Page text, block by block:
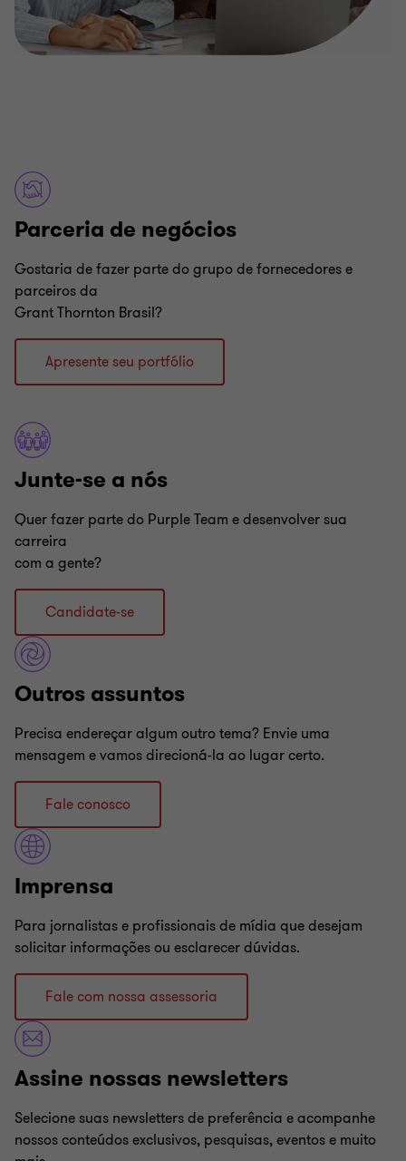
Parceria de negócios
Gostaria de fazer parte do grupo de fornecedores e
parceiros da
Grant Thornton Brasil?
Apresente seu portfólio
Junte-se a nós
Quer fazer parte do Purple Team e desenvolver sua
carreira
com a gente?
Candidate-se
Outros assuntos
Precisa endereçar algum outro tema? Envie uma
mensagem e vamos direcioná-la ao lugar certo.
Fale conosco
Imprensa
Para jornalistas e profissionais de mídia que desejam
solicitar informações ou esclarecer dúvidas.
Fale com nossa assessoria
Assine nossas newsletters
Selecione suas newsletters de preferência e acompanhe
nossos conteúdos exclusivos, pesquisas, eventos e muito